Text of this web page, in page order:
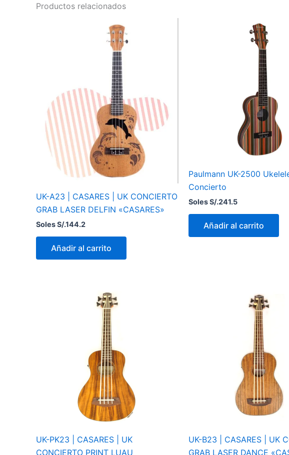
Productos relacionados
UK-A23 | CASARES | UK CONCIERTO
GRAB LASER DELFIN «CASARES»
Soles S/.144.2
Añadir al carrito
Paulmann UK-2500
Concierto
Soles S/.241.5
Añadir al carrito
UK-PK23 | CASARES | UK
CONCIERTO PRINT LUAU
UK-B23 | CASARES | UK
GRAB LASER DANCE